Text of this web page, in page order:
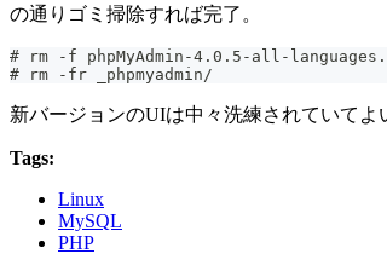
の通りゴミ掃除すれば完了。
# rm -f phpMyAdmin-4.0.5-all-
# rm -fr _phpmyadmin/
新バージョンのUIは中々洗練されていてよ
Tags:
Linux
MySQL
PHP